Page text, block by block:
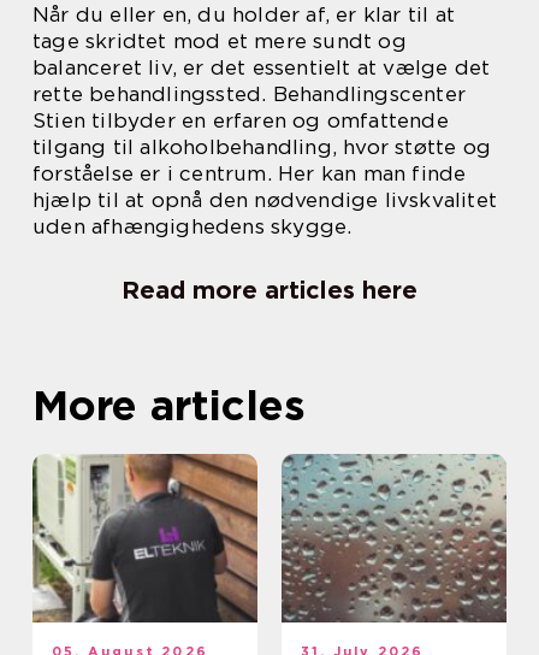
Når du eller en, du holder af, er klar til at
tage skridtet mod et mere sundt og
balanceret liv, er det essentielt at vælge det
rette behandlingssted. Behandlingscenter
Stien tilbyder en erfaren og omfattende
tilgang til alkoholbehandling, hvor støtte og
forståelse er i centrum. Her kan man finde
hjælp til at opnå den nødvendige livskvalitet
uden afhængighedens skygge.
Read more articles here
More articles
05. August 2026 31. July 2026